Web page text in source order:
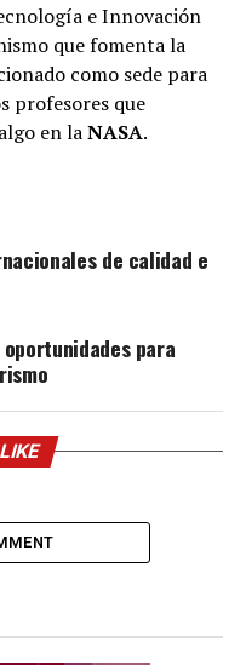
e Innovación
que fomenta la
como sede para
profesores que
en laNASA.
de calidad e
para